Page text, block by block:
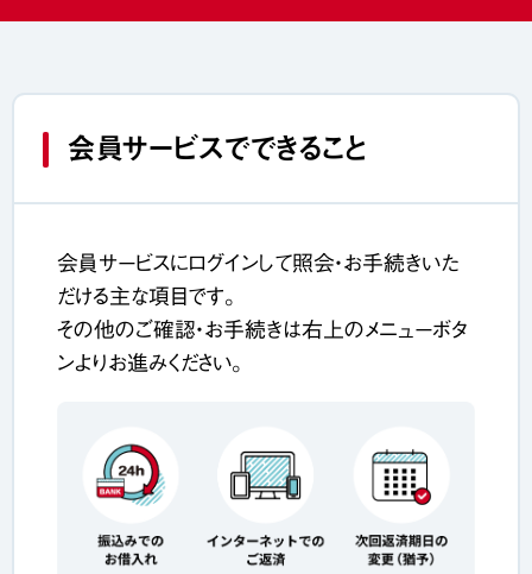
会員サービスでできること
会員サービスにログインして照会・お手続きいた
だける主な項目です。
その他のご確認・お手続きは右上のメニューボタ
ンよりお進みください。